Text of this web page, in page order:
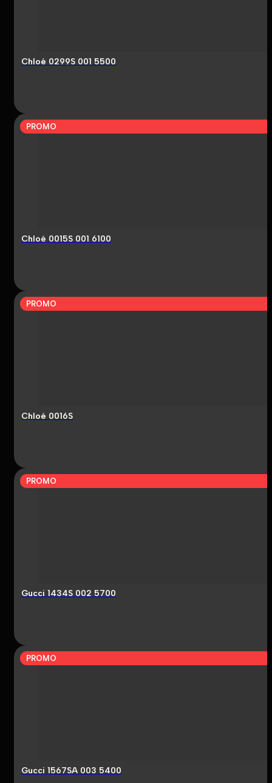
Chloé 0299S 001 5500
PROMO
Chloé 0015S 001 6100
PROMO
Chloé 0016S
PROMO
Gucci 1434S 002 5700
PROMO
Gucci 1567SA 003 5400